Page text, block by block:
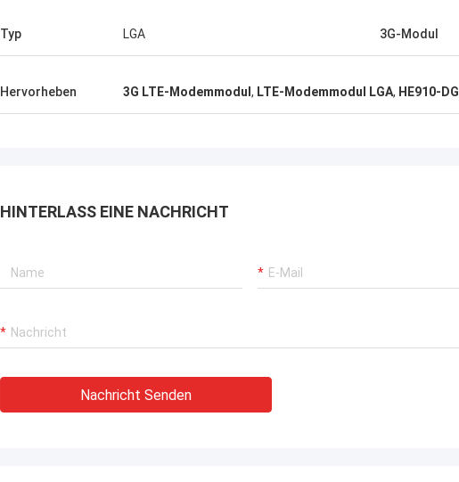
Typ LGA 3G-Modul
Hervorheben 3G LTE-Modemmodul , LTE-Modemmodul LGA, HE910-DG
HINTERLASS EINE NACHRICHT
Nachricht Senden